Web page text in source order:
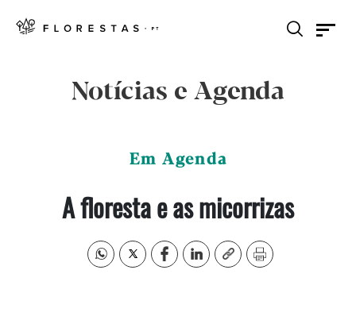
Notícias e Agenda
Em Agenda
A floresta e as micorrizas